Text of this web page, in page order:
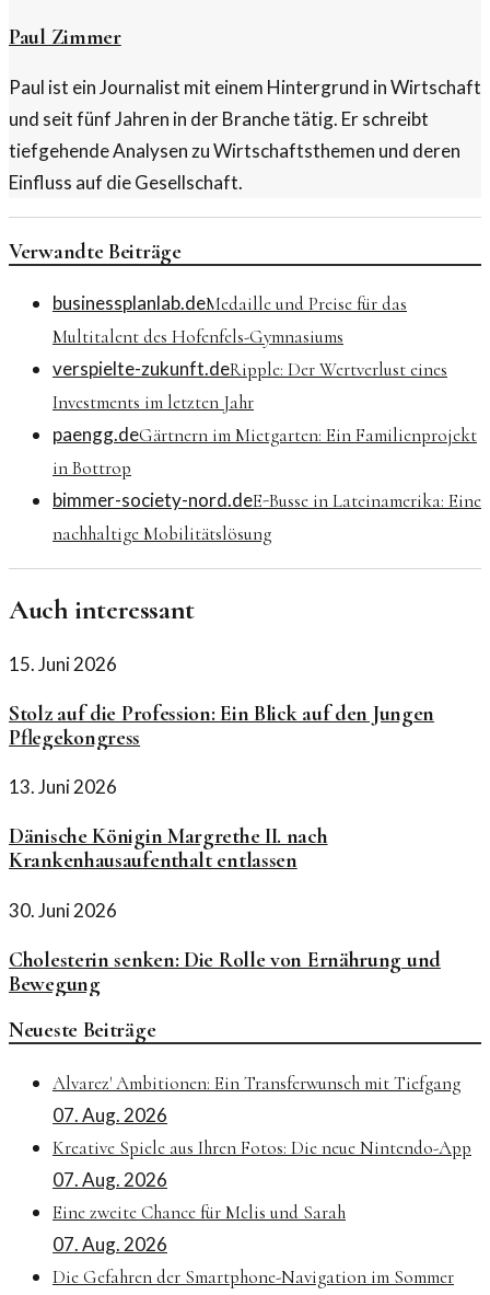
Paul Zimmer
Paul ist ein Journalist mit einem Hintergrund in Wirtschaft
und seit fünf Jahren in der Branche tätig. Er schreibt
tiefgehende Analysen zu Wirtschaftsthemen und deren
Einfluss auf die Gesellschaft.
Verwandte Beiträge
businessplanlab.deMedaille und Preise für das
Multitalent des Hofenfels-Gymnasiums
verspielte-zukunft.deRipple: Der Wertverlust eines
Investments im letzten Jahr
paengg.deGärtnern im Mietgarten: Ein Familienprojekt
in Bottrop
bimmer-society-nord.deE-Busse in Lateinamerika: Eine
nachhaltige Mobilitätslösung
Auch interessant
15. Juni 2026
Stolz auf die Profession: Ein Blick auf den Jungen
Pflegekongress
13. Juni 2026
Dänische Königin Margrethe II. nach
Krankenhausaufenthalt entlassen
30. Juni 2026
Cholesterin senken: Die Rolle von Ernährung und
Bewegung
Neueste Beiträge
Alvarez' Ambitionen: Ein Transferwunsch mit Tiefgang
07. Aug. 2026
Kreative Spiele aus Ihren Fotos: Die neue Nintendo-App
07. Aug. 2026
Eine zweite Chance für Melis und Sarah
07. Aug. 2026
Die Gefahren der Smartphone-Navigation im Sommer